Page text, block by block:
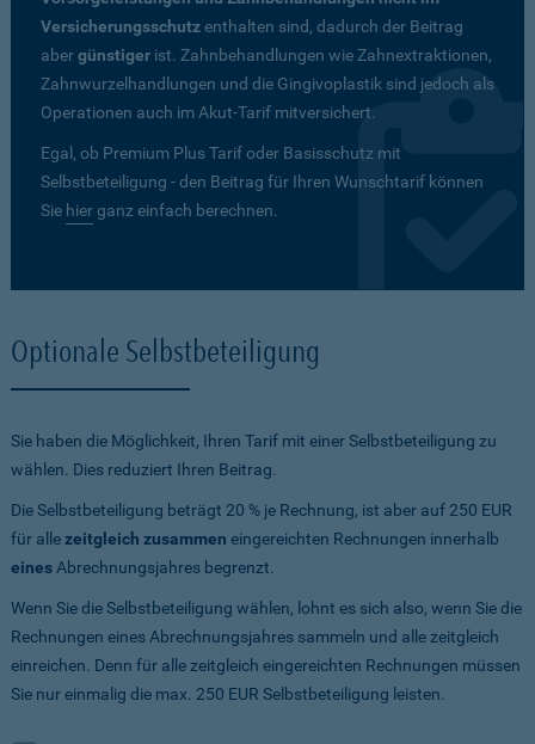
Versicherungsschutzenthalten sind, dadurch der Beitrag
abergünstiger ist. Zahnbehandlungen wie Zahnextraktionen,
Zahnwurzelhandlungen und die Gingivoplastik sind jedoch als
Operationen auch im Akut-Tarif mitversichert.
Egal, ob Premium Plus Tarif oder Basisschutz mit
Selbstbeteiligung - den Beitrag für Ihren Wunschtarif können
Sie hierganz einfach berechnen.
Optionale Selbstbeteiligung
Sie haben die Möglichkeit, Ihren Tarif mit einer Selbstbeteiligung zu
wählen. Dies reduziert Ihren Beitrag.
Die Selbstbeteiligung beträgt 20 % je Rechnung, ist aber auf 250 EUR
für allezeitgleich zusammen eingereichten Rechnungen innerhalb
eines Abrechnungsjahres begrenzt.
Wenn Sie die Selbstbeteiligung wählen, lohnt es sich also, wenn Sie die
Rechnungen eines Abrechnungsjahres sammeln und alle zeitgleich
einreichen. Denn für alle zeitgleich eingereichten Rechnungen müssen
Sie nur einmalig die max. 250 EUR Selbstbeteiligung leisten.